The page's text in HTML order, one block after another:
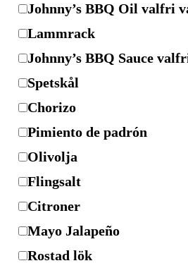
Johnny’s BBQ Oil valfri
Lammrack
Johnny’s BBQ Sauce
Spetskål
Chorizo
Pimiento de padrón
Olivolja
Flingsalt
Citroner
Mayo Jalapeño
Rostad lök